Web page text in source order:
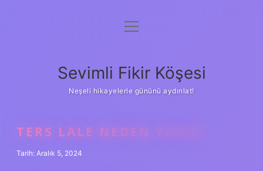
Anasayfa
Yasal Uyarı
menüyü
Sevimli Fikir Köşesi
Neşeli hikayelerle gününü aydınlat!
TERS LALE NEDEN YASAK
Tarih: Aralık 5, 2024